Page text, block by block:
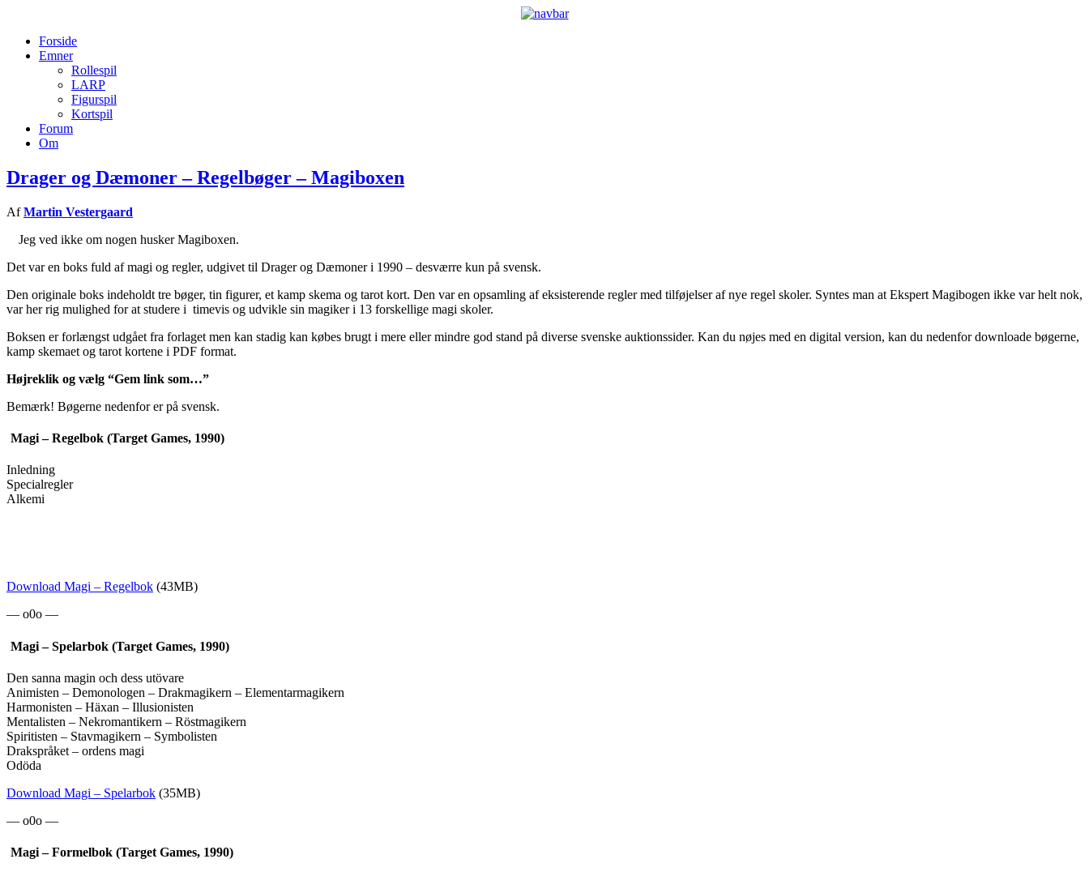
Forside
Emner
Rollespil
LARP
Figurspil
Kortspil
Forum
Om
Drager og Dæmoner – Regelbøger – Magiboxen
AfMartin Vestergaard
Jeg ved ikke om nogen husker Magiboxen.
Det var en boks fuld af magi og regler, udgivet til Drager og Dæmoner i 1990 – desværre kun på svensk.
Den originale boks indeholdt tre bøger, tin figurer, et kamp skema og tarot kort. Den var en opsamling af eksisterende regler med tilføjelser af nye regel skoler. Syntes man at Ekspert Magibogen ikke var helt nok,
var her rig mulighed for at studere i timevis og udvikle sin magiker i 13 forskellige magi skoler.
Boksen er forlængst udgået fra forlaget men kan stadig kan købes brugt i mere eller mindre god stand på diverse svenske auktionssider. Kan du nøjes med en digital version, kan du nedenfor downloade bøgerne,
kamp skemaet og tarot kortene i PDF format.
Højreklik og vælg “Gem link som…”
Bemærk! Bøgerne nedenfor er på svensk.
Magi – Regelbok (Target Games, 1990)
Inledning
Specialregler
Alkemi
Download Magi – Regelbok (43MB)
— o0o —
Magi – Spelarbok (Target Games, 1990)
Den sanna magin och dess utövare
Animisten – Demonologen – Drakmagikern – Elementarmagikern
Harmonisten – Häxan – Illusionisten
Mentalisten – Nekromantikern – Röstmagikern
Spiritisten – Stavmagikern – Symbolisten
Drakspråket – ordens magi
Odöda
Download Magi – Spelarbok (35MB)
— o0o —
Magi – Formelbok (Target Games, 1990)